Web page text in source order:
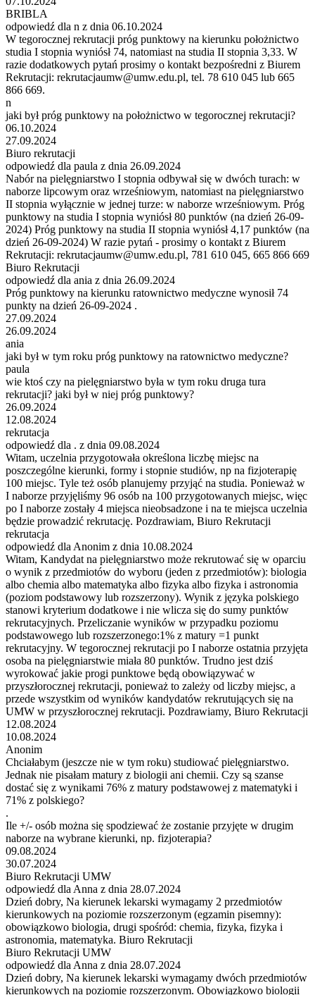
BRIBLA
odpowiedź dla n z dnia 06.10.2024
W tegorocznej rekrutacji próg punktowy na kierunku położnictwo
studia I stopnia wyniósł 74, natomiast na studia II stopnia 3,33. W
razie dodatkowych pytań prosimy o kontakt bezpośredni z Biurem
Rekrutacji: rekrutacjaumw@umw.edu.pl, tel. 78 610 045 lub 665
866 669.
n
jaki był próg punktowy na położnictwo w tegorocznej rekrutacji?
06.10.2024
27.09.2024
Biuro rekrutacji
odpowiedź dla paula z dnia 26.09.2024
Nabór na pielęgniarstwo I stopnia odbywał się w dwóch turach: w
naborze lipcowym oraz wrześniowym, natomiast na pielęgniarstwo
II stopnia wyłącznie w jednej turze: w naborze wrześniowym. Próg
punktowy na studia I stopnia wyniósł 80 punktów (na dzień 26-09-
2024) Próg punktowy na studia II stopnia wyniósł 4,17 punktów (na
dzień 26-09-2024) W razie pytań - prosimy o kontakt z Biurem
Rekrutacji: rekrutacjaumw@umw.edu.pl, 781 610 045, 665 866 669
Biuro Rekrutacji
odpowiedź dla ania z dnia 26.09.2024
Próg punktowy na kierunku ratownictwo medyczne wynosił 74
punkty na dzień 26-09-2024 .
27.09.2024
26.09.2024
ania
jaki był w tym roku próg punktowy na ratownictwo medyczne?
paula
wie ktoś czy na pielęgniarstwo była w tym roku druga tura
rekrutacji? jaki był w niej próg punktowy?
26.09.2024
12.08.2024
rekrutacja
odpowiedź dla . z dnia 09.08.2024
Witam, uczelnia przygotowała określona liczbę miejsc na
poszczególne kierunki, formy i stopnie studiów, np na fizjoterapię
100 miejsc. Tyle też osób planujemy przyjąć na studia. Ponieważ w
I naborze przyjęliśmy 96 osób na 100 przygotowanych miejsc, więc
po I naborze zostały 4 miejsca nieobsadzone i na te miejsca uczelnia
będzie prowadzić rekrutację. Pozdrawiam, Biuro Rekrutacji
rekrutacja
odpowiedź dla Anonim z dnia 10.08.2024
Witam, Kandydat na pielęgniarstwo może rekrutować się w oparciu
o wynik z przedmiotów do wyboru (jeden z przedmiotów): biologia
albo chemia albo matematyka albo fizyka albo fizyka i astronomia
(poziom podstawowy lub rozszerzony). Wynik z języka polskiego
stanowi kryterium dodatkowe i nie wlicza się do sumy punktów
rekrutacyjnych. Przeliczanie wyników w przypadku poziomu
podstawowego lub rozszerzonego:1% z matury =1 punkt
rekrutacyjny. W tegorocznej rekrutacji po I naborze ostatnia przyjęta
osoba na pielęgniarstwie miała 80 punktów. Trudno jest dziś
wyrokować jakie progi punktowe będą obowiązywać w
przyszłorocznej rekrutacji, ponieważ to zależy od liczby miejsc, a
przede wszystkim od wyników kandydatów rekrutujących się na
UMW w przyszłorocznej rekrutacji. Pozdrawiamy, Biuro Rekrutacji
12.08.2024
10.08.2024
Anonim
Chciałabym (jeszcze nie w tym roku) studiować pielęgniarstwo.
Jednak nie pisałam matury z biologii ani chemii. Czy są szanse
dostać się z wynikami 76% z matury podstawowej z matematyki i
71% z polskiego?
.
Ile +/- osób można się spodziewać że zostanie przyjęte w drugim
naborze na wybrane kierunki, np. fizjoterapia?
09.08.2024
30.07.2024
Biuro Rekrutacji UMW
odpowiedź dla Anna z dnia 28.07.2024
Dzień dobry, Na kierunek lekarski wymagamy 2 przedmiotów
kierunkowych na poziomie rozszerzonym (egzamin pisemny):
obowiązkowo biologia, drugi spośród: chemia, fizyka, fizyka i
astronomia, matematyka. Biuro Rekrutacji
Biuro Rekrutacji UMW
odpowiedź dla Anna z dnia 28.07.2024
Dzień dobry, Na kierunek lekarski wymagamy dwóch przedmiotów
kierunkowych na poziomie rozszerzonym. Obowiązkowo biologii